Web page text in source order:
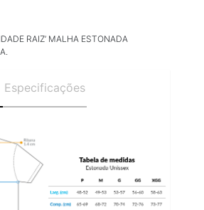
RAIZ’ MALHA ESTONADA
Especificações